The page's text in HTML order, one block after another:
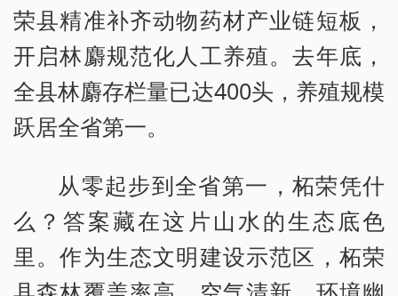
荣县精准补齐动物药材产业链短板，
开启林麝规范化人工养殖。去年底，
全县林麝存栏量已达400头，养殖规模
跃居全省第一。
从零起步到全省第一，柘荣凭什
么？答案藏在这片山水的生态底色
里。作为生态文明建设示范区，柘荣